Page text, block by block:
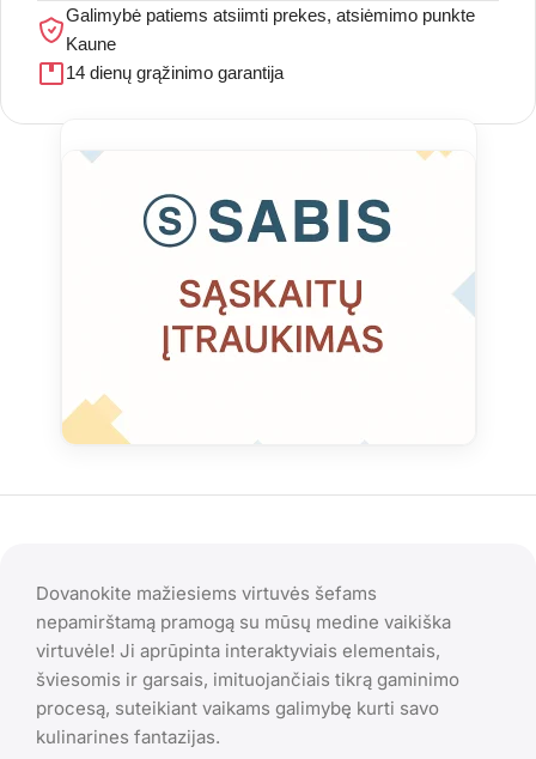
Galimybė patiems atsiimti prekes, atsiėmimo punkte
Kaune
14 dienų grąžinimo garantija
Dovanokite mažiesiems virtuvės šefams
nepamirštamą pramogą su mūsų medine vaikiška
virtuvėle! Ji aprūpinta interaktyviais elementais,
šviesomis ir garsais, imituojančiais tikrą gaminimo
procesą, suteikiant vaikams galimybę kurti savo
kulinarines fantazijas.